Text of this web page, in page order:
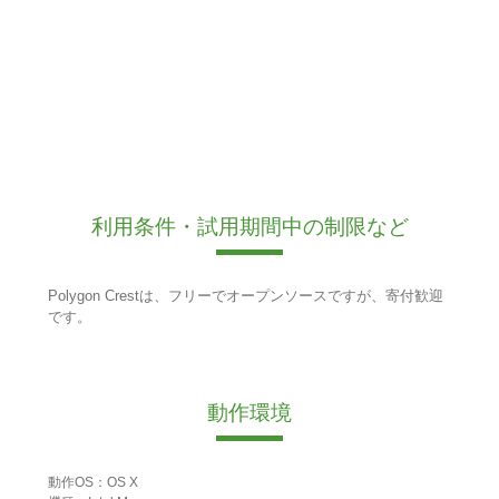
利用条件・試用期間中の制限など
Polygon Crestは、フリーでオープンソースですが、寄付歓迎
です。
動作環境
動作OS：OS X